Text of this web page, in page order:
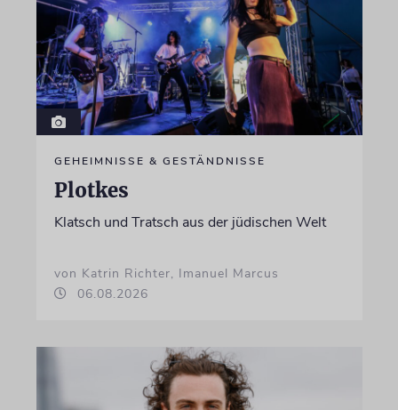
GEHEIMNISSE & GESTÄNDNISSE
Plotkes
Klatsch und Tratsch aus der jüdischen Welt
von Katrin Richter, Imanuel Marcus
06.08.2026